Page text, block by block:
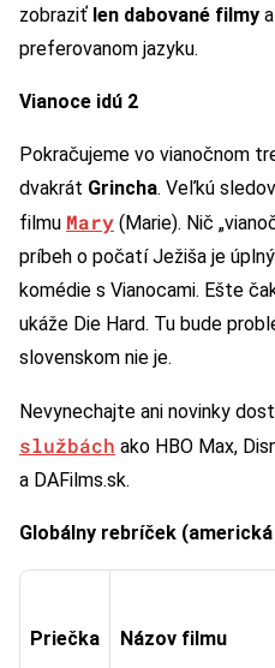
zobraziť len dabované filmy
preferovanom jazyku.
Vianoce idú 2
Pokračujeme vo vianočnom
dvakrát Grincha. Veľkú
filmu Mary (Marie). Nič
príbeh o počatí Ježiša je
komédie s Vianocami. Ešte
ukáže Die Hard. Tu bude
slovenskom nie je.
Nevynechajte ani novinky
službách ako HBO Max,
a DAFilms.sk.
Globálny rebríček
Priečka Názov filmu